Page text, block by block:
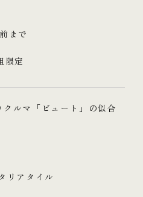
まで
限定
ルマ「ビュート」の似合
リアタイル